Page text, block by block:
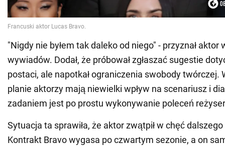
"Nigdy nie byłem tak daleko od niego" - przyznał aktor
wywiadów. Dodał, że próbował zgłaszać sugestie
postaci, ale napotkał ograniczenia swobody twórczej.
planie aktorzy mają niewielki wpływ na scenariusz i
zadaniem jest po prostu wykonywanie poleceń
Sytuacja ta sprawiła, że aktor zwątpił w chęć
Kontrakt Bravo wygasa po czwartym sezonie, a on